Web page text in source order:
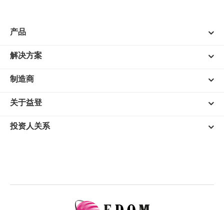
产品
解决方案
制造商
关于益登
投资人关系